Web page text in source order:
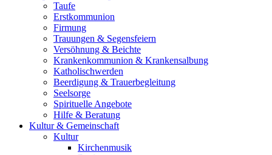
Taufe
Erstkommunion
Firmung
Trauungen & Segensfeiern
Versöhnung & Beichte
Krankenkommunion & Krankensalbung
Katholischwerden
Beerdigung & Trauerbegleitung
Seelsorge
Spirituelle Angebote
Hilfe & Beratung
Kultur & Gemeinschaft
Kultur
Kirchenmusik